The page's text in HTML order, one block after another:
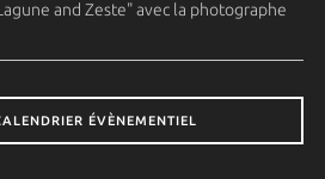
and Zeste" avec la photographe
ÉVÈNEMENTIEL